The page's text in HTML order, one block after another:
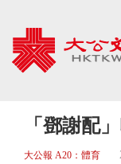
「鄧謝配
大公報 A20：體育